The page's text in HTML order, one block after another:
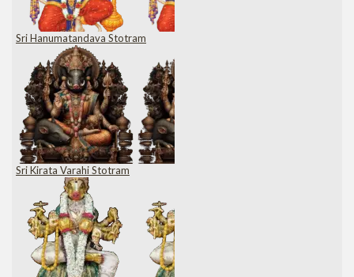
Sri Hanumatandava Stotram
Sri Kirata Varahi Stotram